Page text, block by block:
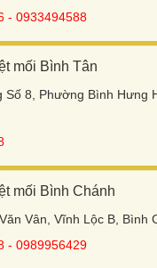
- 0933494588
mối Bình Tân
8, Phường Bình Hưng
mối Bình Chánh
Vân, Vĩnh Lộc B, Bình
- 0989956429